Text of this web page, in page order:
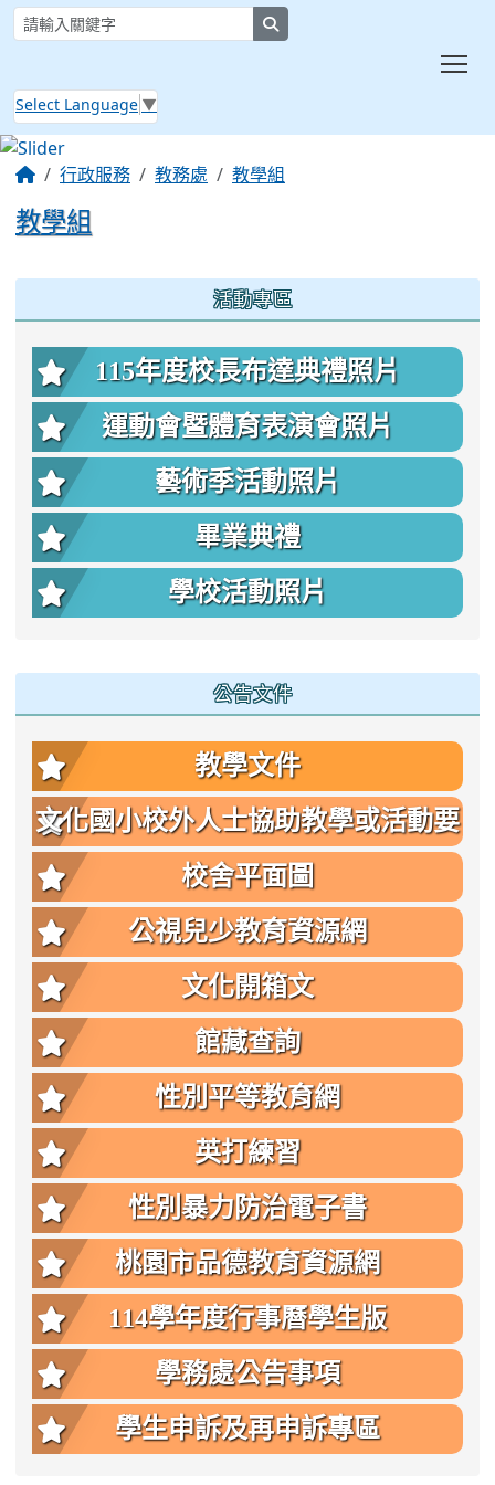
Select Language ▼
::: 行政服務 教務處 教學組
教學組
活動專區
115年度校長布達典禮照片
運動會暨體育表演會照片
藝術季活動照片
畢業典禮
學校活動照片
公告文件
教學文件
文化國小校外人士協助教學或活動要
點
校舍平面圖
公視兒少教育資源網
文化開箱文
館藏查詢
性別平等教育網
英打練習
性別暴力防治電子書
桃園市品德教育資源網
114學年度行事曆學生版
學務處公告事項
學生申訴及再申訴專區